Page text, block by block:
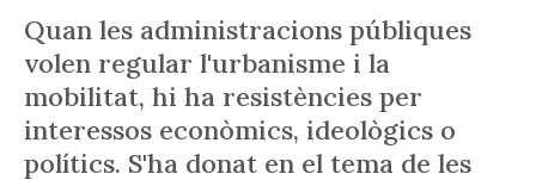
Quan les administracions públiques
volen regular l'urbanisme i la
mobilitat, hi ha resistències per
interessos econòmics, ideològics o
polítics. S'ha donat en el tema de les